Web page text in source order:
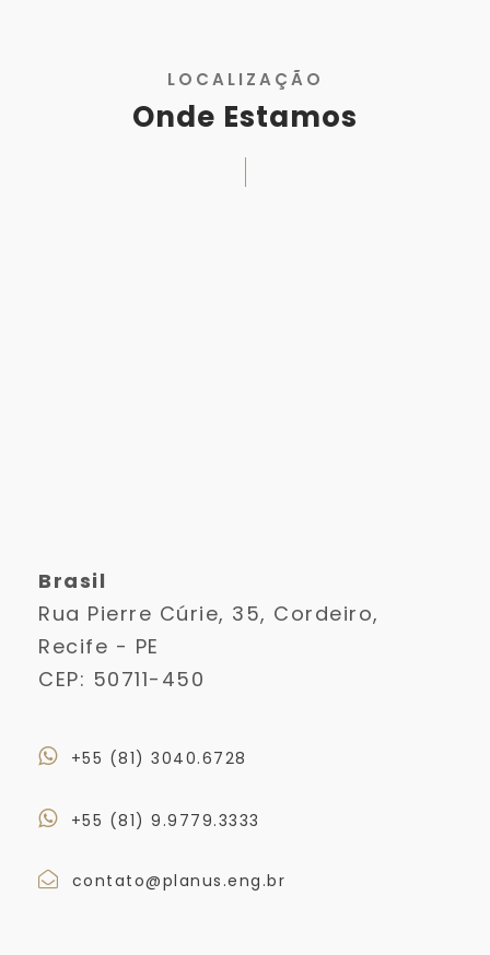
LOCALIZAÇÃO
Onde Estamos
Brasil
Rua Pierre Cúrie, 35, Cordeiro,
Recife - PE
CEP: 50711-450
+55 (81) 3040.6728
+55 (81) 9.9779.3333
contato@planus.eng.br